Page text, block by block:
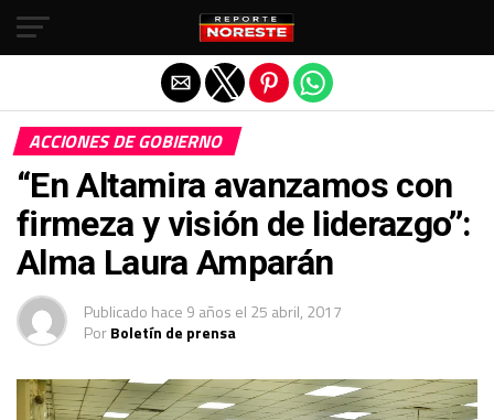
ACCIONES DE GOBIERNO
“En Altamira avanzamos con
firmeza y visión de liderazgo’’:
Alma Laura Amparán
Publicado hace 9 años el 25 abril, 2017
PorBoletín de prensa
Salir de la versión móvil